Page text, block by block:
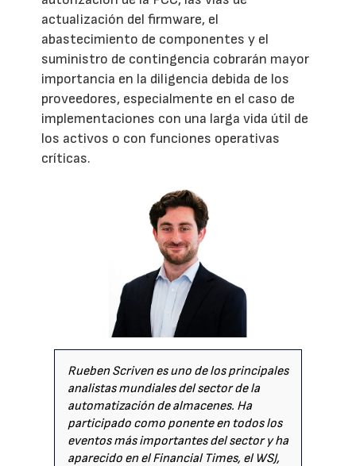
actualización del firmware, el
abastecimiento de componentes y el
suministro de contingencia cobrarán mayor
importancia en la diligencia debida de los
proveedores, especialmente en el caso de
implementaciones con una larga vida útil de
los activos o con funciones operativas
críticas.
Rueben Scriven es uno de los principales
analistas mundiales del sector de la
automatización de almacenes. Ha
participado como ponente en todos los
eventos más importantes del sector y ha
aparecido en el Financial Times, el WSJ,